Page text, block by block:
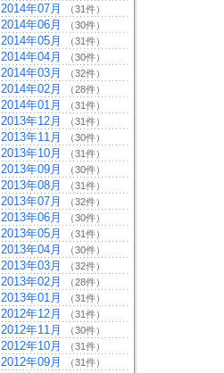
2014年07月 （31件）
2014年06月 （30件）
2014年05月 （31件）
2014年04月 （30件）
2014年03月 （32件）
2014年02月 （28件）
2014年01月 （31件）
2013年12月 （31件）
2013年11月 （30件）
2013年10月 （31件）
2013年09月 （30件）
2013年08月 （31件）
2013年07月 （32件）
2013年06月 （30件）
2013年05月 （31件）
2013年04月 （30件）
2013年03月 （32件）
2013年02月 （28件）
2013年01月 （31件）
2012年12月 （31件）
2012年11月 （30件）
2012年10月 （31件）
2012年09月 （31件）